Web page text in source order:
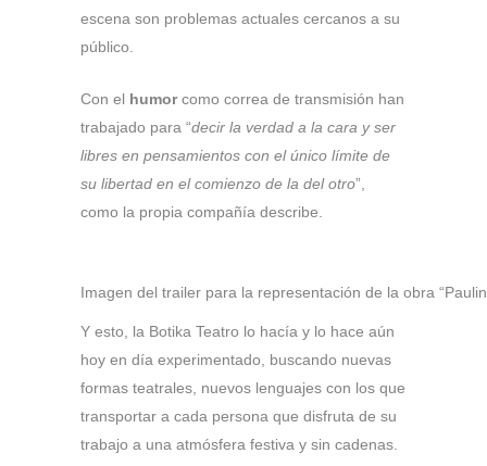
escena son problemas actuales cercanos a su
público.
Con el humorcomo correa de transmisión han
trabajado para “decir la verdad a la cara y ser
libres en pensamientos con el único límite de
su libertad en el comienzo de la del otro”,
como la propia compañía describe.
Imagen del trailer para la representación de la obra
Y esto, la Botika Teatro lo hacía y lo hace aún
hoy en día experimentado, buscando nuevas
formas teatrales, nuevos lenguajes con los que
transportar a cada persona que disfruta de su
trabajo a una atmósfera festiva y sin cadenas.